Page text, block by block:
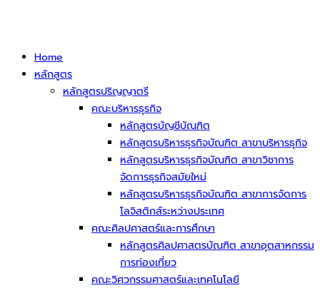
Home
หลักสูตร
หลักสูตรปริญญาตรี
คณะบริหารธุรกิจ
หลักสูตรบัญชีบัณฑิต
หลักสูตรบริหารธุรกิจบัณฑิต สาขาบริหารธุกิจ
หลักสูตรบริหารธุรกิจบัณฑิต สาขาวิชาการ
จัดการธุรกิจสมัยใหม่
หลักสูตรบริหารธุรกิจบัณฑิต สาขาการจัดการ
โลจิสติกส์ระหว่างประเทศ
คณะศิลปศาสตร์และการศึกษา
หลักสูตรศิลปศาสตรบัณฑิต สาขาอุตสาหกรรม
การท่องเที่ยว
คณะวิศวกรรมศาสตร์และเทคโนโลยี